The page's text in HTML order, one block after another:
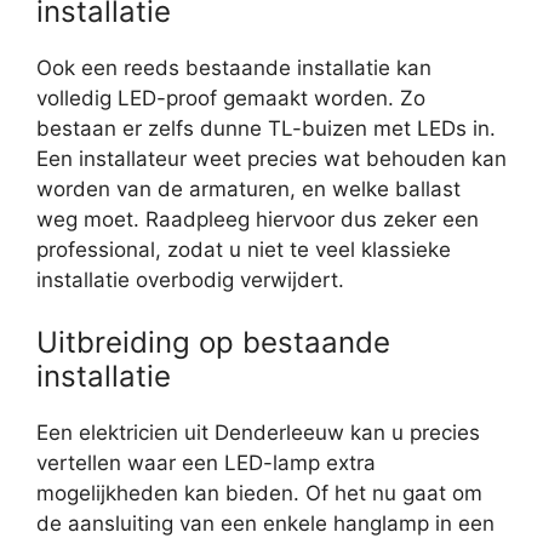
installatie
Ook een reeds bestaande installatie kan
volledig LED-proof gemaakt worden. Zo
bestaan er zelfs dunne TL-buizen met LEDs in.
Een installateur weet precies wat behouden kan
worden van de armaturen, en welke ballast
weg moet. Raadpleeg hiervoor dus zeker een
professional, zodat u niet te veel klassieke
installatie overbodig verwijdert.
Uitbreiding op bestaande
installatie
Een elektricien uit Denderleeuw kan u precies
vertellen waar een LED-lamp extra
mogelijkheden kan bieden. Of het nu gaat om
de aansluiting van een enkele hanglamp in een